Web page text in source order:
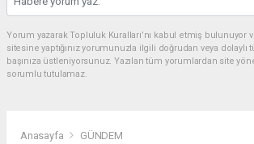
Yorum yazarak Topluluk Kuralları’nı kabul etmiş bulunuyor
sitesine yaptığınız yorumunuzla ilgili doğrudan veya
başınıza üstleniyorsunuz. Yazılan tüm yorumlardan site
sorumlu tutulamaz.
Anasayfa GÜNDEM